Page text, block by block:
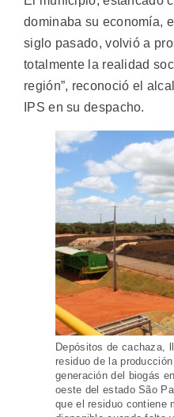
dominaba su economía,
siglo pasado, volvió a
totalmente la realidad
región”, reconoció el
IPS en su despacho.
Depósitos de cachaza,
residuo de la
generación del biogás
oeste del estado São
que el residuo contiene